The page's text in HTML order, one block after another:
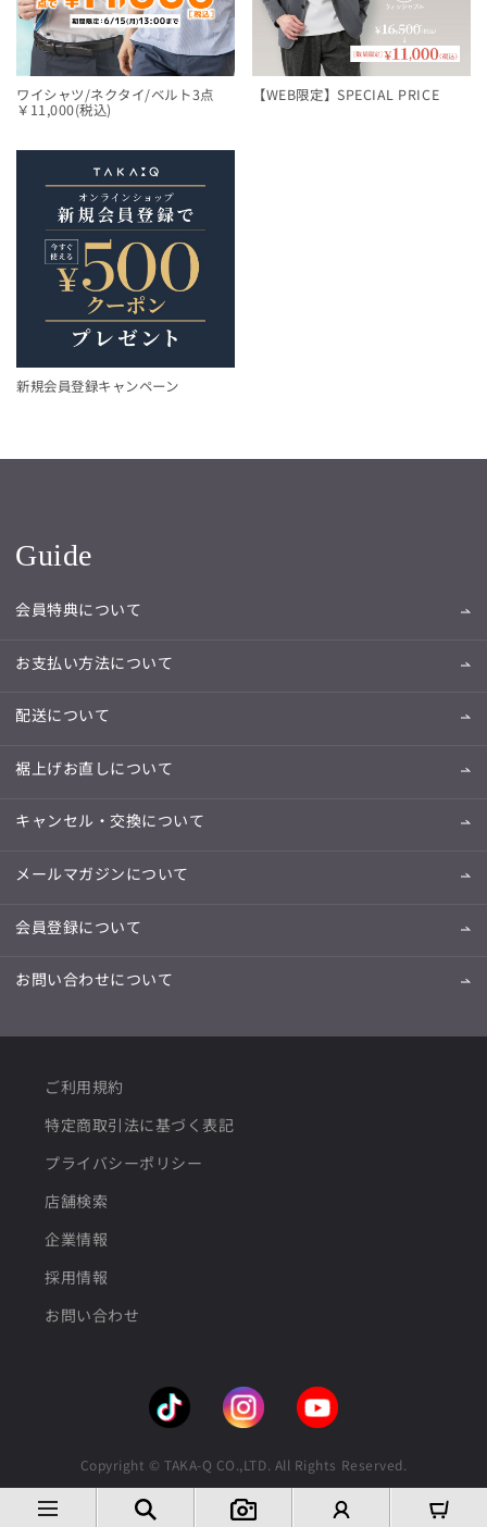
ワイシャツ/ネクタイ/ベルト3点
￥11,000(税込)
【WEB限定】SPECIAL PRICE
新規会員登録キャンペーン
Guide
会員特典について
お支払い方法について
配送について
裾上げお直しについて
キャンセル・交換について
メールマガジンについて
会員登録について
お問い合わせについて
ご利用規約
特定商取引法に基づく表記
プライバシーポリシー
店舗検索
企業情報
採用情報
お問い合わせ
Copyright © TAKA-Q CO.,LTD. All Rights Reserved.